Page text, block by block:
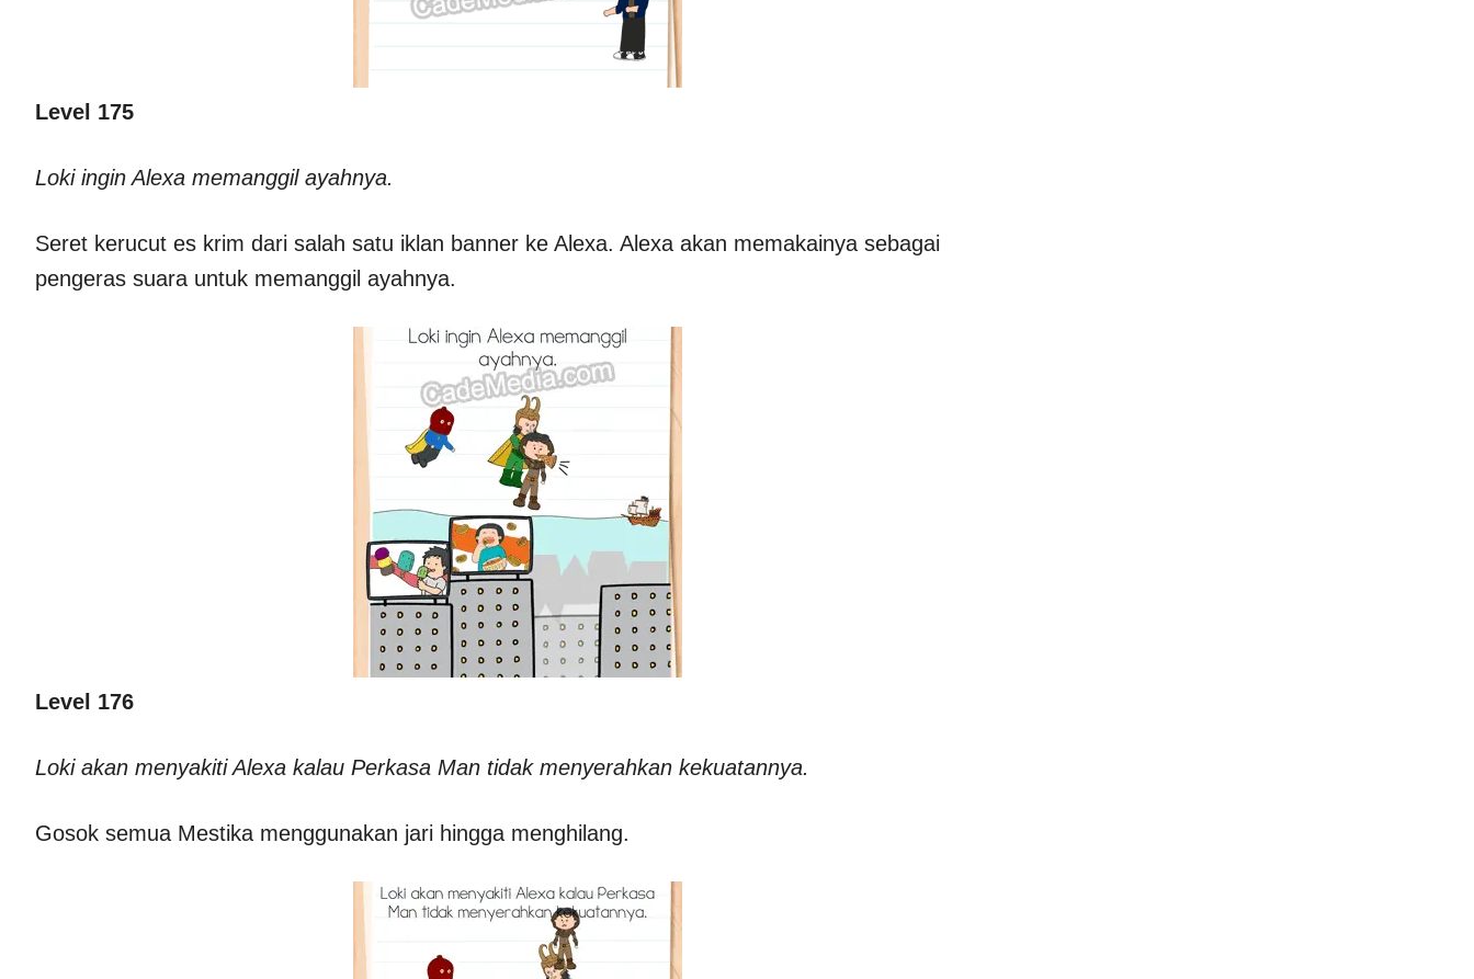
Level 175
Loki ingin Alexa memanggil ayahnya.
Seret kerucut es krim dari salah satu iklan banner ke Alexa. Alexa akan memakainya sebagai
pengeras suara untuk memanggil ayahnya.
Level 176
Loki akan menyakiti Alexa kalau Perkasa Man tidak menyerahkan kekuatannya.
Gosok semua Mestika menggunakan jari hingga menghilang.